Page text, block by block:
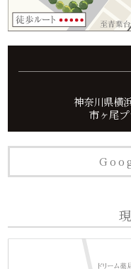
神奈川県横
市ヶ尾